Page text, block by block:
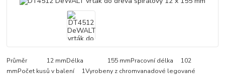
Průměr 12 mmDélka 155 mmPracovní délka 102
mmPočet kusů v balení 1Vyrobeny z chromvanadové legované